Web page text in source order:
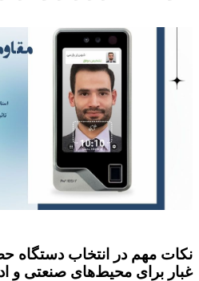
نکات مهم در انتخاب دستگاه
غبار برای محیط‌های صنعتی و